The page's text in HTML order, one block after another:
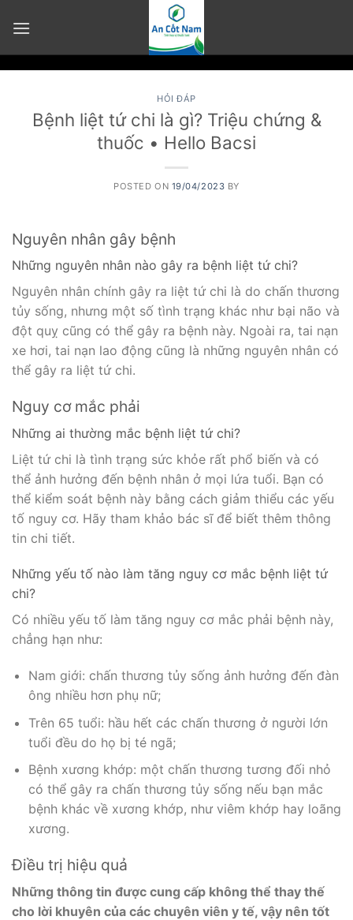
HỎI ĐÁP
Bệnh liệt tứ chi là gì? Triệu chứng &
thuốc • Hello Bacsi
POSTED ON 19/04/2023 BY
Nguyên nhân gây bệnh
Những nguyên nhân nào gây ra bệnh liệt tứ chi?
Nguyên nhân chính gây ra liệt tứ chi là do chấn thương
tủy sống, nhưng một số tình trạng khác như bại não và
đột quỵ cũng có thể gây ra bệnh này. Ngoài ra, tai nạn
xe hơi, tai nạn lao động cũng là những nguyên nhân có
thể gây ra liệt tứ chi.
Nguy cơ mắc phải
Những ai thường mắc bệnh liệt tứ chi?
Liệt tứ chi là tình trạng sức khỏe rất phổ biến và có
thể ảnh hưởng đến bệnh nhân ở mọi lứa tuổi. Bạn có
thể kiểm soát bệnh này bằng cách giảm thiểu các yếu
tố nguy cơ. Hãy tham khảo bác sĩ để biết thêm thông
tin chi tiết.
Những yếu tố nào làm tăng nguy cơ mắc bệnh liệt tứ
chi?
Có nhiều yếu tố làm tăng nguy cơ mắc phải bệnh này,
chẳng hạn như:
Nam giới: chấn thương tủy sống ảnh hưởng đến đàn
ông nhiều hơn phụ nữ;
Trên 65 tuổi: hầu hết các chấn thương ở người lớn
tuổi đều do họ bị té ngã;
Bệnh xương khớp: một chấn thương tương đối nhỏ
có thể gây ra chấn thương tủy sống nếu bạn mắc
bệnh khác về xương khớp, như viêm khớp hay loãng
xương.
Điều trị hiệu quả
Những thông tin được cung cấp không thể thay thế
cho lời khuyên của các chuyên viên y tế, vậy nên tốt